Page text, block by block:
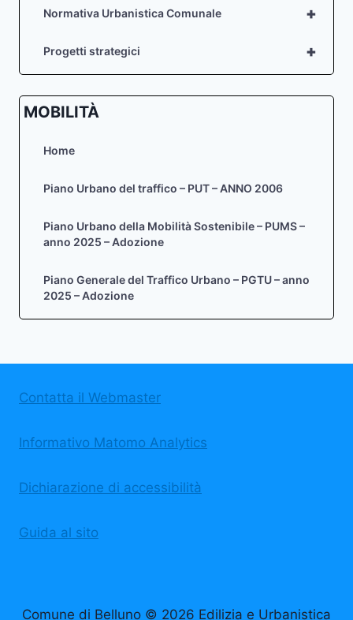
+
Normativa Urbanistica Comunale
+
Progetti strategici
MOBILITÀ
Home
Piano Urbano del traffico – PUT – ANNO 2006
Piano Urbano della Mobilità Sostenibile – PUMS –
anno 2025 – Adozione
Piano Generale del Traffico Urbano – PGTU – anno
2025 – Adozione
Contatta il Webmaster
Informativo Matomo Analytics
Dichiarazione di accessibilità
Guida al sito
Comune di Belluno © 2026 Edilizia e Urbanistica